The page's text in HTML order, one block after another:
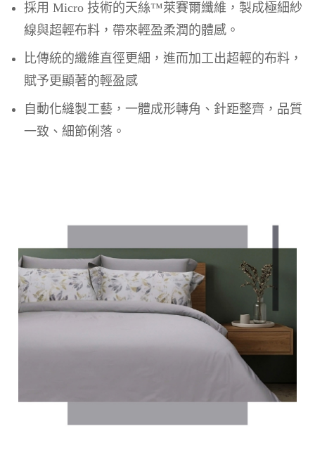
採用 Micro 技術的天絲™萊賽爾纖維，製成極細紗
線與超輕布料，帶來輕盈柔潤的體感。
比傳統的纖維直徑更細，進而加工出超輕的布料，
賦予更顯著的輕盈感
自動化縫製工藝，一體成形轉角、針距整齊，品質
一致、細節俐落。